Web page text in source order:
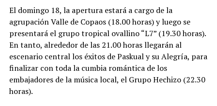
El domingo 18, la apertura estará a cargo de la
agrupación Valle de Copaos (18.00 horas) y luego se
presentará el grupo tropical ovallino “L7” (19.30 horas).
En tanto, alrededor de las 21.00 horas llegarán al
escenario central los éxitos de Paskual y su Alegría, para
finalizar con toda la cumbia romántica de los
embajadores de la música local, el Grupo Hechizo (22.30
horas).